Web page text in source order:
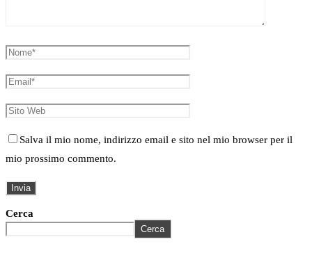
Salva il mio nome, indirizzo email e sito nel mio browser per il
mio prossimo commento.
Cerca
Cerca